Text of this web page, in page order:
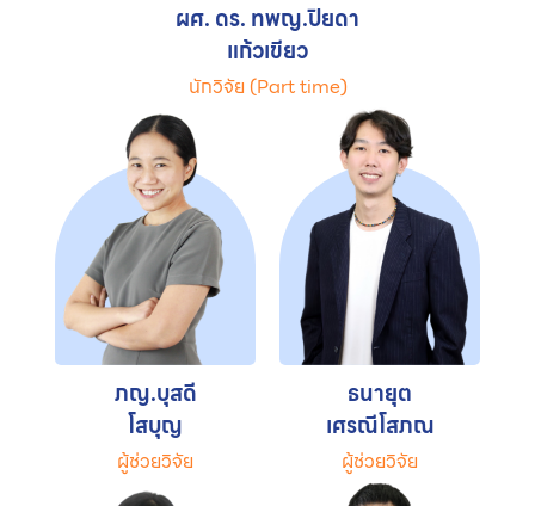
ผศ. ดร. ทพญ.ปิยดา
แก้วเขียว
นักวิจัย (Part time)
ภญ.บุสดี
โสบุญ
ผู้ช่วยวิจัย
ธนายุต
เศรณีโสภณ
ผู้ช่วยวิจัย